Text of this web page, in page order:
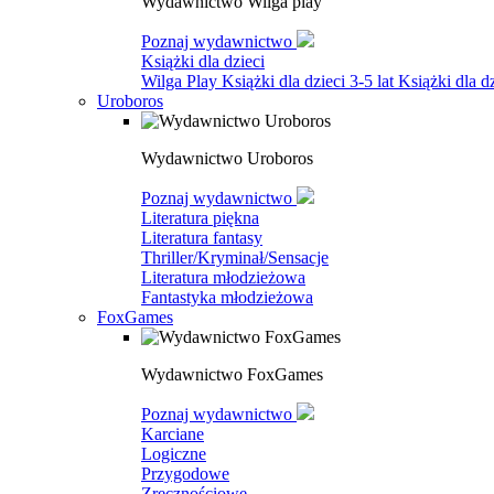
Poznaj wydawnictwo
Książki dla dzieci
Wilga Play Książki dla dzieci 3-5 lat Książki dla
Uroboros
Wydawnictwo Uroboros
Poznaj wydawnictwo
Literatura piękna
Literatura fantasy
Thriller/Kryminał/Sensacje
Literatura młodzieżowa
Fantastyka młodzieżowa
FoxGames
Wydawnictwo FoxGames
Poznaj wydawnictwo
Karciane
Logiczne
Przygodowe